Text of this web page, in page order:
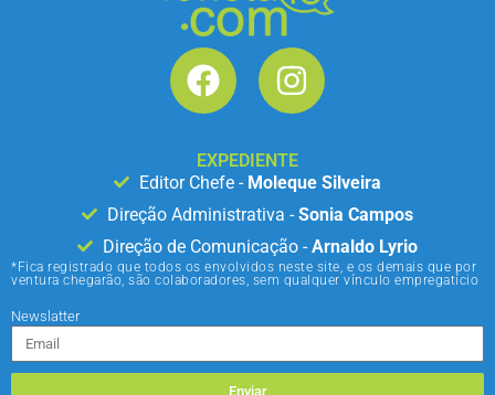
EXPEDIENTE
Editor Chefe - Moleque Silveira
Direção Administrativa -Sonia Campos
Direção de Comunicação -Arnaldo Lyrio
*Fica registrado que todos os envolvidos neste site, e os demais que por
ventura chegarão, são colaboradores, sem qualquer vínculo empregatício
Newslatter
Enviar